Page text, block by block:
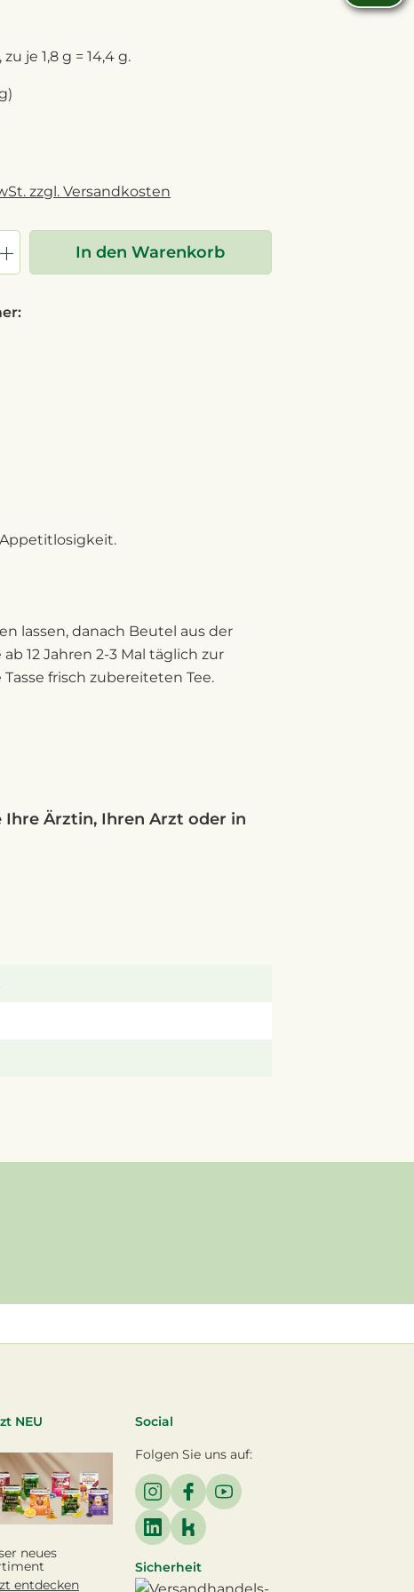
je 1,8 g = 14,4 g.
zzgl. Versandkosten
In den Warenkorb
lassen, danach Beutel aus der
12 Jahren 2-3 Mal täglich zur
frisch zubereiteten Tee.
Ihre Ärztin, Ihren Arzt oder in
NEU
neues
entdecken
Social
Folgen Sie uns auf:
Sicherheit